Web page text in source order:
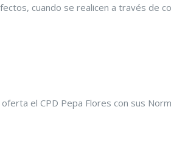
cuando se realicen a través de
el CPD Pepa Flores con sus